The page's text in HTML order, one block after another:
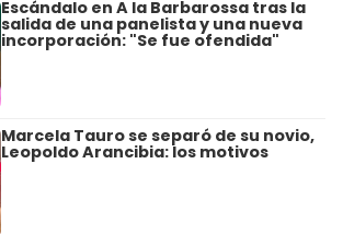
Escándalo en A la Barbarossa tras la
salida de una panelista y una nueva
incorporación: "Se fue ofendida"
Marcela Tauro se separó de su novio,
Leopoldo Arancibia: los motivos